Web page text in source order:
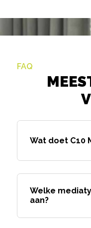
FAQ
Wat doet C10
Welke
aan?